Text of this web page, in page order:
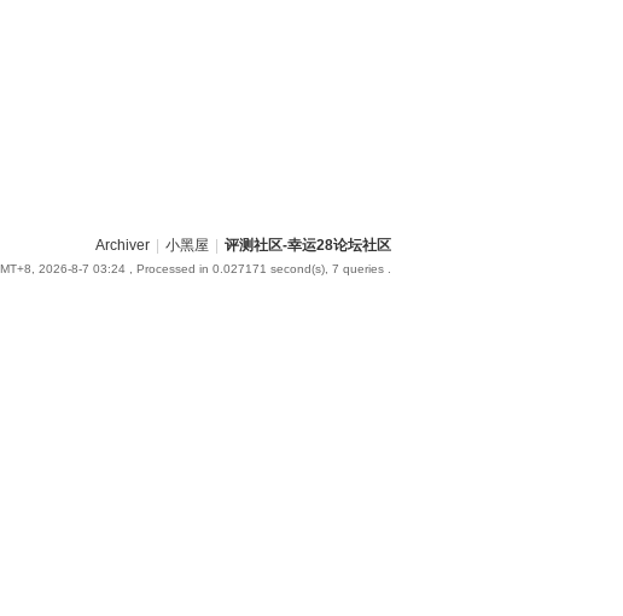
Archiver 小黑屋 评测社区-幸运28论坛社区
2026-8-7 03:24 , Processed in 0.027171 second(s), 7 queries .